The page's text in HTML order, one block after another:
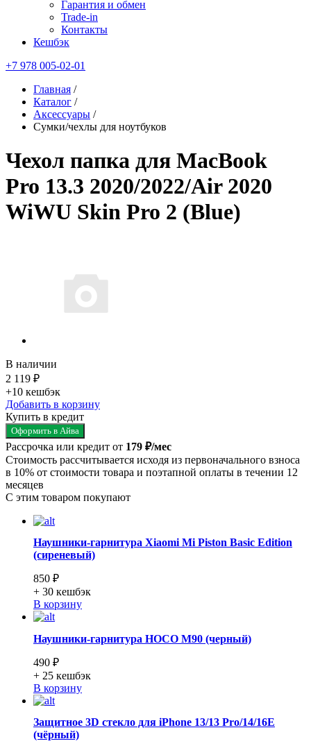
Гарантия и обмен
Trade-in
Контакты
Кешбэк
+7 978 005-02-01
Главная /
Каталог /
Аксессуары /
Сумки/чехлы для ноутбуков
Чехол папка для MacBook
Pro 13.3 2020/2022/Air 2020
WiWU Skin Pro 2 (Blue)
В наличии
2 119 ₽
+10 кешбэк
Добавить в корзину
Купить в кредит
Оформить в Айва
Рассрочка или кредит от 179 ₽/мес
Стоимость рассчитывается исходя из первоначального взноса
в 10% от стоимости товара и поэтапной оплаты в течении 12
месяцев
С этим товаром покупают
Наушники-гарнитура Xiaomi Mi Piston Basic Edition
(сиреневый)
850 ₽
+ 30 кешбэк
В корзину
Наушники-гарнитура HOCO M90 (черный)
490 ₽
+ 25 кешбэк
В корзину
Защитное 3D стекло для iPhone 13/13 Pro/14/16E
(чёрный)